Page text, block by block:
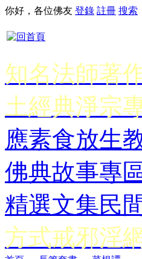
你好，各位佛友 登錄 註冊 搜索
知名法師著
土經典淨宗
應素食放生
佛典故事專
精選文集民
方式戒邪淫